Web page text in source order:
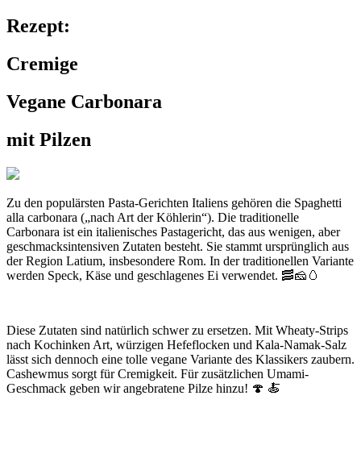
Rezept:
Cremige
Vegane Carbonara
mit Pilzen
Zu den populärsten Pasta-Gerichten Italiens gehören die Spaghetti
alla carbonara („nach Art der Köhlerin“). Die traditionelle
Carbonara ist ein italienisches Pastagericht, das aus wenigen, aber
geschmacksintensiven Zutaten besteht. Sie stammt ursprünglich aus
der Region Latium, insbesondere Rom. In der traditionellen Variante
werden Speck, Käse und geschlagenes Ei verwendet. 🥓🧀🥚
Diese Zutaten sind natürlich schwer zu ersetzen. Mit Wheaty-Strips
nach Kochinken Art, würzigen Hefeflocken und Kala-Namak-Salz
lässt sich dennoch eine tolle vegane Variante des Klassikers zaubern.
Cashewmus sorgt für Cremigkeit. Für zusätzlichen Umami-
Geschmack geben wir angebratene Pilze hinzu! 🍄 🍝